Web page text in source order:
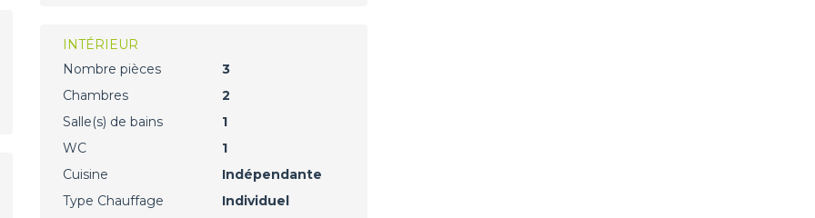
INTÉRIEUR
Nombre pièces
3
Chambres
2
Salle(s) de bains
1
WC
1
Cuisine
Indépendante
Type Chauffage
Individuel